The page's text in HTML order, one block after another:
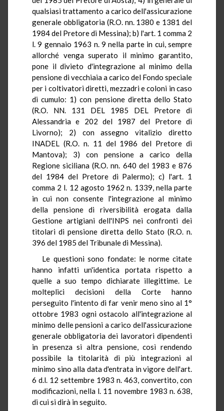
qualsiasi trattamento a carico dell'assicurazione
generale obbligatoria (R.O. nn. 1380 e 1381 del
1984 del Pretore di Messina); b) l'art. 1 comma 2
l. 9 gennaio 1963 n. 9 nella parte in cui, sempre
allorché venga superato il minimo garantito,
pone il divieto d'integrazione al minimo della
pensione di vecchiaia a carico del Fondo speciale
per i coltivatori diretti, mezzadri e coloni in caso
di cumulo: 1) con pensione diretta dello Stato
(R.O. NN. 131 DEL 1985 DEL Pretore di
Alessandria e 202 del 1987 del Pretore di
Livorno); 2) con assegno vitalizio diretto
INADEL (R.O. n. 11 del 1986 del Pretore di
Mantova); 3) con pensione a carico della
Regione siciliana (R.O. nn. 640 del 1983 e 876
del 1984 del Pretore di Palermo); c) l'art. 1
comma 2 l. 12 agosto 1962 n. 1339, nella parte
in cui non consente l'integrazione al minimo
della pensione di riversibilità erogata dalla
Gestione artigiani dell'INPS nei confronti dei
titolari di pensione diretta dello Stato (R.O. n.
396 del 1985 del Tribunale di Messina).
Le questioni sono fondate: le norme citate
hanno infatti un'identica portata rispetto a
quelle a suo tempo dichiarate illegittime. Le
molteplici decisioni della Corte hanno
perseguito l'intento di far venir meno sino al 1°
ottobre 1983 ogni ostacolo all'integrazione al
minimo delle pensioni a carico dell'assicurazione
generale obbligatoria dei lavoratori dipendenti
in presenza si altra pensione, così rendendo
possibile la titolarità di più integrazioni al
minimo sino alla data d'entrata in vigore dell'art.
6 d.l. 12 settembre 1983 n. 463, convertito, con
modificazioni, nella l. 11 novembre 1983 n. 638,
di cui si dirà in seguito.